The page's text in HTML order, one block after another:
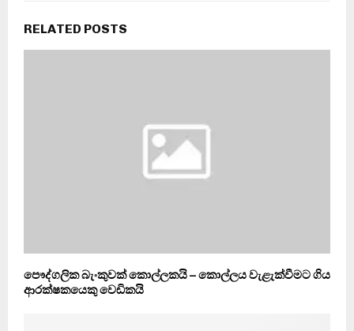
RELATED POSTS
පෞද්ගලික බැංකුවක් කොල්ලකයි – කොල්ලය වැළැක්වීමට ගිය
ආරක්ෂකයෙකු වෙඩිකයි